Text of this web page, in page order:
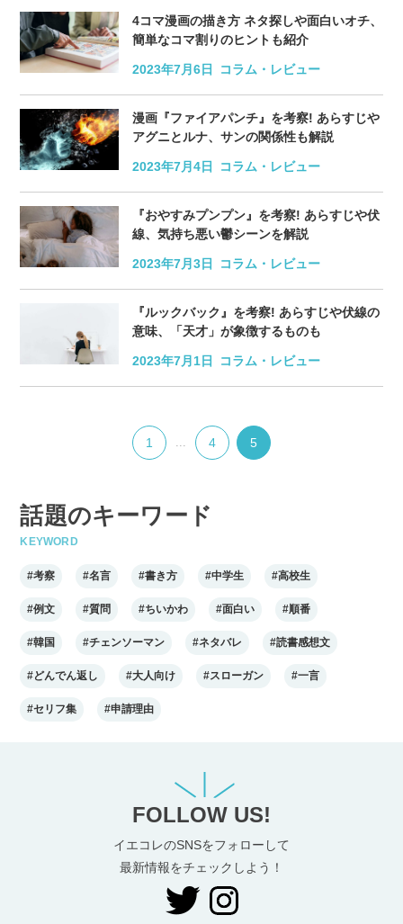
4コマ漫画の描き方 ネタ探しや面白いオチ、
簡単なコマ割りのヒントも紹介
2023年7月6日 コラム・レビュー
漫画『ファイアパンチ』を考察! あらすじや
アグニとルナ、サンの関係性も解説
2023年7月4日 コラム・レビュー
『おやすみプンプン』を考察! あらすじや伏
線、気持ち悪い鬱シーンを解説
2023年7月3日 コラム・レビュー
『ルックバック』を考察! あらすじや伏線の
意味、「天才」が象徴するものも
2023年7月1日 コラム・レビュー
1 ... 4 5
話題のキーワード
KEYWORD
#考察 #名言 #書き方 #中学生 #高校生
#例文 #質問 #ちいかわ #面白い #順番
#韓国 #チェンソーマン #ネタバレ #読書感想文
#どんでん返し #大人向け #スローガン #一言
#セリフ集 #申請理由
FOLLOW US!
イエコレのSNSをフォローして
最新情報をチェックしよう！